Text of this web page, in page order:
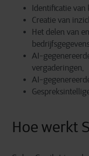
Identificatie van
Creatie van
Het delen van
AI-
vergaderingen,
AI-
Hoe werkt